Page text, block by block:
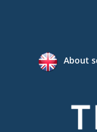
About